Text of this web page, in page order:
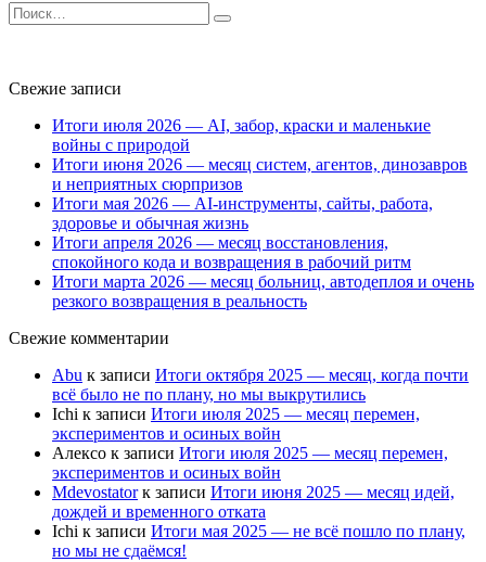
Search
for:
Свежие записи
Итоги июля 2026 — AI, забор, краски и маленькие
войны с природой
Итоги июня 2026 — месяц систем, агентов, динозавров
и неприятных сюрпризов
Итоги мая 2026 — AI-инструменты, сайты, работа,
здоровье и обычная жизнь
Итоги апреля 2026 — месяц восстановления,
спокойного кода и возвращения в рабочий ритм
Итоги марта 2026 — месяц больниц, автодеплоя и очень
резкого возвращения в реальность
Свежие комментарии
Abu к записи Итоги октября 2025 — месяц, когда почти
всё было не по плану, но мы выкрутились
Ichi к записи Итоги июля 2025 — месяц перемен,
экспериментов и осиных войн
Алексо к записи Итоги июля 2025 — месяц перемен,
экспериментов и осиных войн
Mdevostatorк записи Итоги июня 2025 — месяц идей,
дождей и временного отката
Ichi к записи Итоги мая 2025 — не всё пошло по плану,
но мы не сдаёмся!